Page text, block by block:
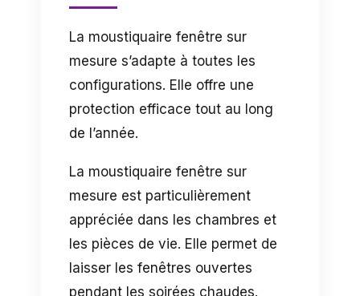
La moustiquaire fenêtre sur
mesure s’adapte à toutes les
configurations. Elle offre une
protection efficace tout au long
de l’année.
La moustiquaire fenêtre sur
mesure est particulièrement
appréciée dans les chambres et
les pièces de vie. Elle permet de
laisser les fenêtres ouvertes
pendant les soirées chaudes.